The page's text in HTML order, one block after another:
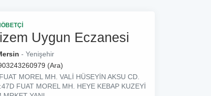
Uygun Eczanesi
- Yenişehir
(Ara)
FUAT MOREL MH. VALİ HÜSEYİN AKSU CD.
FUAT MOREL MH. HEYE KEBAP KUZEYİ